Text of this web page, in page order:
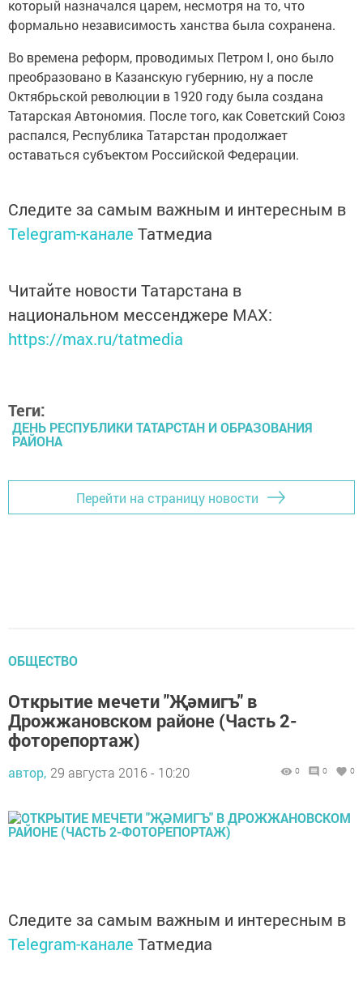
который назначался царем, несмотря на то, что
формально независимость ханства была сохранена.
Во времена реформ, проводимых Петром I, оно было
преобразовано в Казанскую губернию, ну а после
Октябрьской революции в 1920 году была создана
Татарская Автономия. После того, как Советский Союз
распался, Республика Татарстан продолжает
оставаться субъектом Российской Федерации.
Следите за самым важным и интересным в
Telegram-канале Татмедиа
Читайте новости Татарстана в
национальном мессенджере MАХ:
https://max.ru/tatmedia
Теги:
ДЕНЬ РЕСПУБЛИКИ ТАТАРСТАН И ОБРАЗОВАНИЯ
РАЙОНА
Перейти на страницу новости
ОБЩЕСТВО
Открытие мечети "Җәмигъ" в
Дрожжановском районе (Часть 2-
фоторепортаж)
автор, 29 августа 2016 - 10:20 0 0 0
Следите за самым важным и интересным в
Telegram-канале Татмедиа